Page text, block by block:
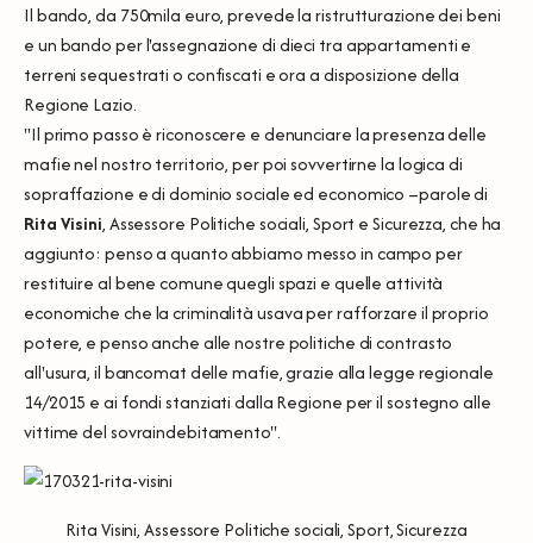
Il bando, da 750mila euro, prevede la ristrutturazione dei beni
e un bando per l'assegnazione di dieci tra appartamenti e
terreni sequestrati o confiscati e ora a disposizione della
Regione Lazio.
"Il primo passo è riconoscere e denunciare la presenza delle
mafie nel nostro territorio, per poi sovvertirne la logica di
sopraffazione e di dominio sociale ed economico –parole di
Rita Visini, Assessore Politiche sociali, Sport e Sicurezza, che ha
aggiunto: penso a quanto abbiamo messo in campo per
restituire al bene comune quegli spazi e quelle attività
economiche che la criminalità usava per rafforzare il proprio
potere, e penso anche alle nostre politiche di contrasto
all'usura, il bancomat delle mafie, grazie alla legge regionale
14/2015 e ai fondi stanziati dalla Regione per il sostegno alle
vittime del sovraindebitamento".
Rita Visini, Assessore Politiche sociali, Sport, Sicurezza